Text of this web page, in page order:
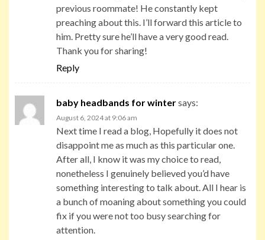
previous roommate! He constantly kept
preaching about this. I’ll forward this article to
him. Pretty sure he’ll have a very good read.
Thank you for sharing!
Reply
baby headbands for wintersays:
August 6, 2024 at 9:06 am
Next time I read a blog, Hopefully it does not
disappoint me as much as this particular one.
After all, I know it was my choice to read,
nonetheless I genuinely believed you’d have
something interesting to talk about. All I hear is
a bunch of moaning about something you could
fix if you were not too busy searching for
attention.